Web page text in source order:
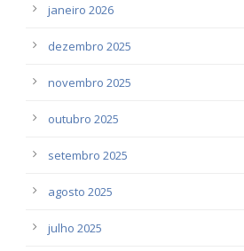
janeiro 2026
dezembro 2025
novembro 2025
outubro 2025
setembro 2025
agosto 2025
julho 2025